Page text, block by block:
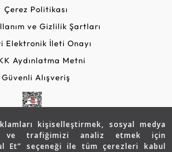
kişiselleştirmek, sosyal medya
ve trafiğimizi analiz etmek için
Et” seçeneği ile tüm çerezleri kabul
Çerez Politikası
ve Gizlilik Şartları
Elektronik İleti Onayı
Aydınlatma Metni
Güvenli Alışveriş